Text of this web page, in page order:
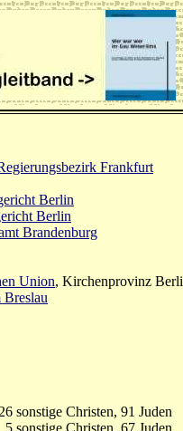
Frankfurt
Berlin
Berlin
Brandenburg
Union, Kirchenprovinz
Breslau
sonstige Christen, 91 Juden
sonstige Christen, 67 Juden